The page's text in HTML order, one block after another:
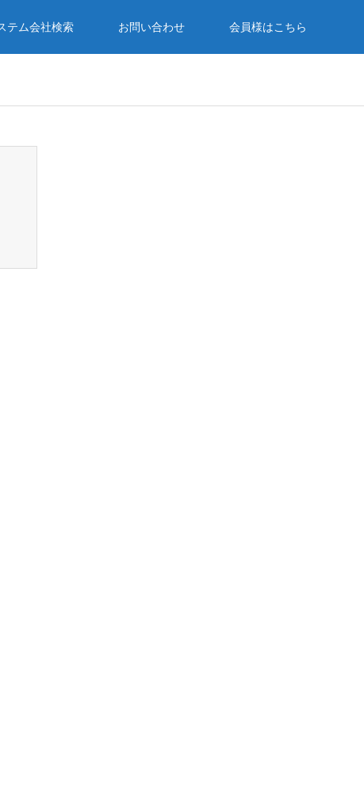
テム会社検索 お問い合わせ 会員様はこちら